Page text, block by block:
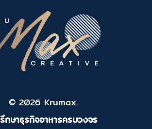
© 2026 Krumax.
กษาธุรกิจอาหารครบวงจร